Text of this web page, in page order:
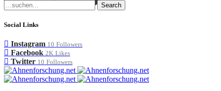
Search
Social Links
Instagram 10 Followers
Facebook 2K Likes
Twitter 10 Followers